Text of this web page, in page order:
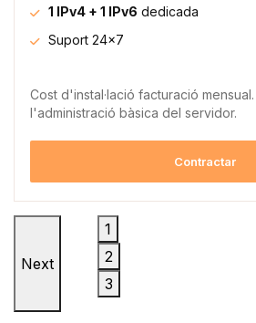
1 IPv4 + 1 IPv6 dedicada
Suport 24x7
Cost d'instal·lació facturació
l'administració bàsica del servidor.
Contractar
Next
1
2
3